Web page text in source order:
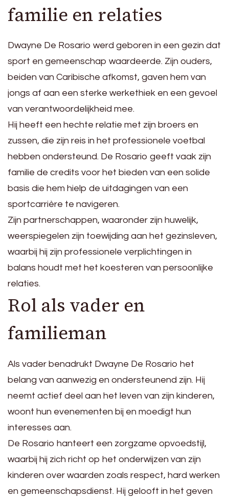
familie en relaties
Dwayne De Rosario werd geboren in een gezin dat
sport en gemeenschap waardeerde. Zijn ouders,
beiden van Caribische afkomst, gaven hem van
jongs af aan een sterke werkethiek en een gevoel
van verantwoordelijkheid mee.
Hij heeft een hechte relatie met zijn broers en
zussen, die zijn reis in het professionele voetbal
hebben ondersteund. De Rosario geeft vaak zijn
familie de credits voor het bieden van een solide
basis die hem hielp de uitdagingen van een
sportcarrière te navigeren.
Zijn partnerschappen, waaronder zijn huwelijk,
weerspiegelen zijn toewijding aan het gezinsleven,
waarbij hij zijn professionele verplichtingen in
balans houdt met het koesteren van persoonlijke
relaties.
Rol als vader en
familieman
Als vader benadrukt Dwayne De Rosario het
belang van aanwezig en ondersteunend zijn. Hij
neemt actief deel aan het leven van zijn kinderen,
woont hun evenementen bij en moedigt hun
interesses aan.
De Rosario hanteert een zorgzame opvoedstijl,
waarbij hij zich richt op het onderwijzen van zijn
kinderen over waarden zoals respect, hard werken
en gemeenschapsdienst. Hij gelooft in het geven